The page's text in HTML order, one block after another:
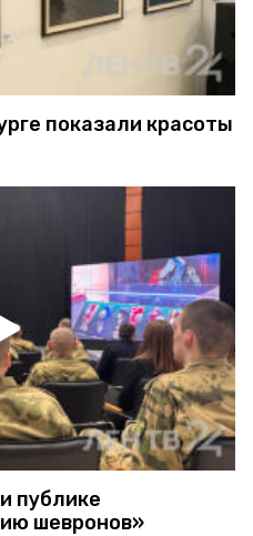
показали красоты
публике
шевронов»